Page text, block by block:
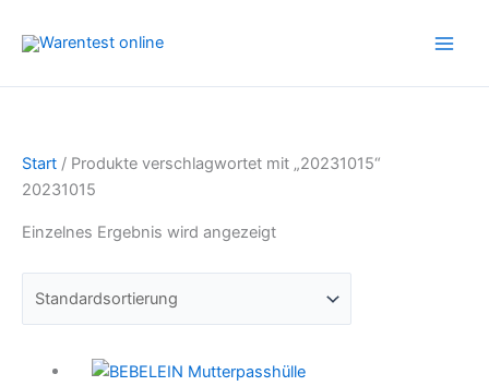
Inhalt
Start / Produkte verschlagwortet mit „20231015“
20231015
Einzelnes Ergebnis wird angezeigt